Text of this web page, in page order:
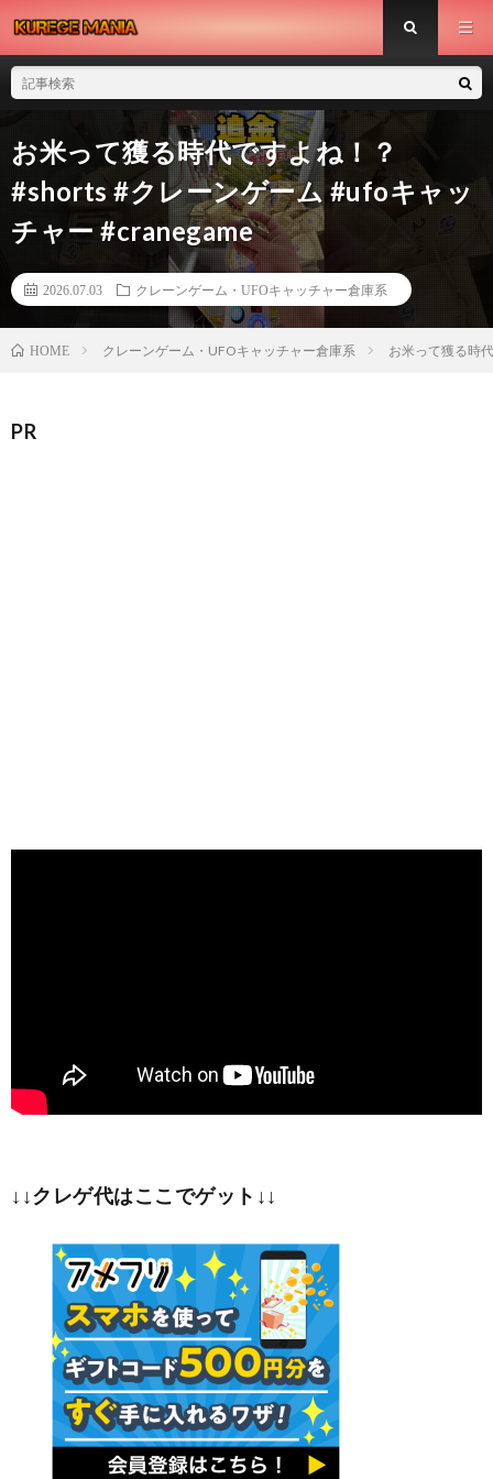
お米って獲る時代ですよね！？
#shorts #クレーンゲーム #ufoキャッ
チャー #cranegame
2026.07.03 クレーンゲーム・UFOキャッチャー倉庫系
HOME クレーンゲーム・UFOキャッチャー倉庫系 お米って獲る時
PR
↓↓クレゲ代はここでゲット↓↓